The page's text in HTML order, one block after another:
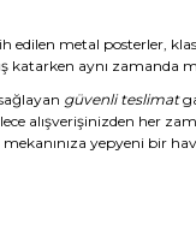
edilen metal posterler,
aynı zamanda
güvenli teslimat
alışverişinizden her
yepyeni bir